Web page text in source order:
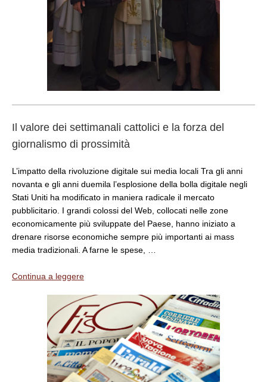
Il valore dei settimanali cattolici e la forza del
giornalismo di prossimità
L’impatto della rivoluzione digitale sui media locali Tra gli anni
novanta e gli anni duemila l’esplosione della bolla digitale negli
Stati Uniti ha modificato in maniera radicale il mercato
pubblicitario. I grandi colossi del Web, collocati nelle zone
economicamente più sviluppate del Paese, hanno iniziato a
drenare risorse economiche sempre più importanti ai mass
media tradizionali. A farne le spese, …
Continua a leggere